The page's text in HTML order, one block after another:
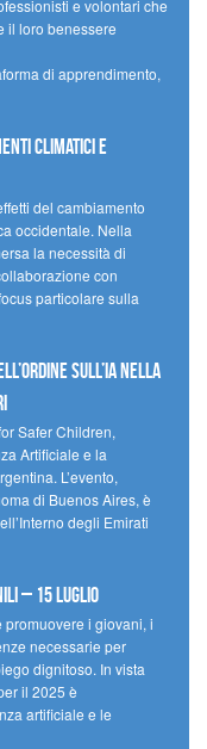
e volontari che
il loro benessere
di apprendimento,
climatici e
del cambiamento
occidentale. Nella
la necessità di
con
particolare sulla
sull’IA nella
Safer Children,
Artificiale e la
L’evento,
di Buenos Aires, è
degli Emirati
– 15 luglio
promuovere i giovani, i
necessarie per
dignitoso. In vista
il 2025 è
artificiale e le